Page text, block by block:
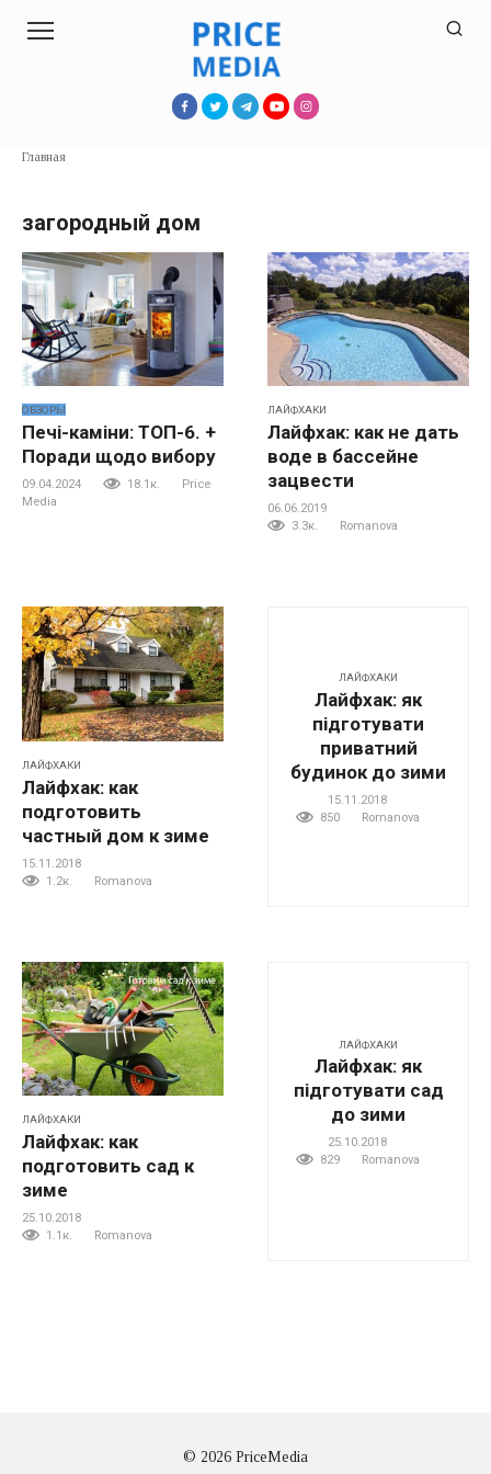
Главная
загородный дом
ОБЗОРЫ
Печі-каміни: ТОП-6. +
Поради щодо вибору
09.04.2024 18.1к.
Price
Media
ЛАЙФХАКИ
Лайфхак: как не дать
воде в бассейне
зацвести
06.06.2019
3.3к.
Romanova
ЛАЙФХАКИ
Лайфхак: как
подготовить
частный дом к зиме
15.11.2018
1.2к.
Romanova
ЛАЙФХАКИ
Лайфхак: як
підготувати
приватний
будинок до зими
15.11.2018
850
Romanova
ЛАЙФХАКИ
Лайфхак: как
подготовить сад к
зиме
25.10.2018
1.1к.
Romanova
ЛАЙФХАКИ
Лайфхак: як
підготувати сад
до зими
25.10.2018
829
Romanova
© 2026 PriceMedia